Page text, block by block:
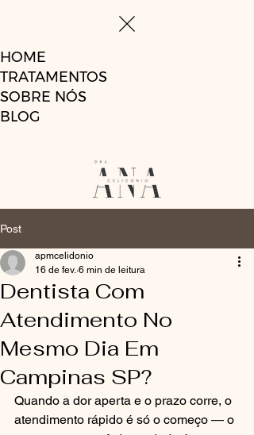
HOME
TRATAMENTOS
SOBRE NÓS
BLOG
Post
Dentista Com
Atendimento No
Mesmo Dia Em
Campinas SP?
apmcelidonio
16 de fev. 6 min de leitura
Quando a dor aperta e o prazo corre, o
atendimento rápido é só o começo — o